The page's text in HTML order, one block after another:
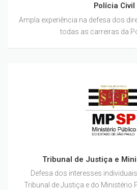
Polícia Civil
Ampla experiência na defesa dos
todas as carreiras da
Tribunal de Justiça e
Defesa dos interesses
Tribunal de Justiça e do Ministério